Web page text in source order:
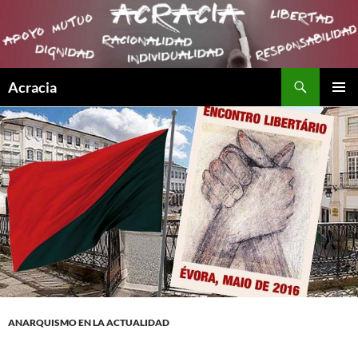
Acracia
MENÚ
AL
CONTENIDO
ANARQUISMO EN LA ACTUALIDAD